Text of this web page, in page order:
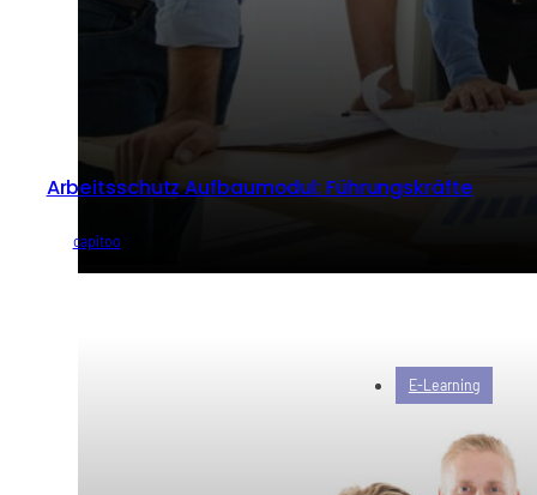
Arbeitsschutz Aufbaumodul: Führungskräfte
capitoo
E-Learning